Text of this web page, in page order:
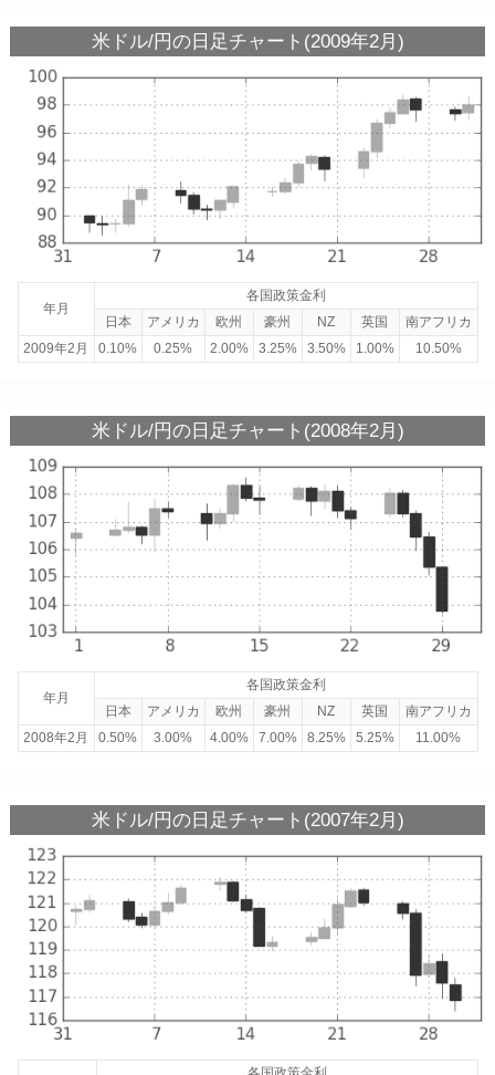
米ドル/円の日足チャート(2009年2月)
年月
各国政策金利
日本
アメリカ 欧州 豪州 NZ 英国
南アフリカ
2009年2月
0.10% 0.25% 2.00% 3.25% 3.50% 1.00% 10.50%
米ドル/円の日足チャート(2008年2月)
年月
各国政策金利
日本
アメリカ 欧州 豪州 NZ 英国
南アフリカ
2008年2月
0.50% 3.00% 4.00% 7.00% 8.25% 5.25% 11.00%
米ドル/円の日足チャート(2007年2月)